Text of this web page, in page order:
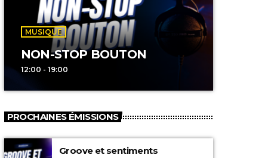
MUSIQUE
NON-STOP BOUTON
12:00 - 19:00
PROCHAINES ÉMISSIONS
Groove et sentiments